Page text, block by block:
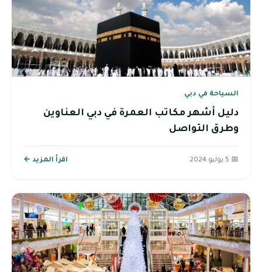
السياحة في دبي
دليل أشهر مكاتب العمرة في دبي العناوين
وطرق التواصل
📅 5 يوليو 2024 اقرأ المزيد ←